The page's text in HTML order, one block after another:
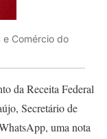
e Comércio do
da Receita Federal
Secretário de
uma nota